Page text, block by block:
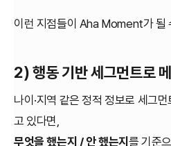
이런 지점들이 Aha Moment가 될
2) 행동 기반 세그먼트로
나이·지역 같은 정적 정보로 세그
고 있다면,
무엇을 했는지 / 안 했는지 를 기준